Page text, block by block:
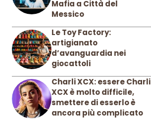
Mafia a Città del
Messico
Le Toy Factory:
artigianato
d’avanguardia nei
giocattoli
Charli XCX: essere Charli
XCX è molto difficile,
smettere di esserlo è
ancora più complicato